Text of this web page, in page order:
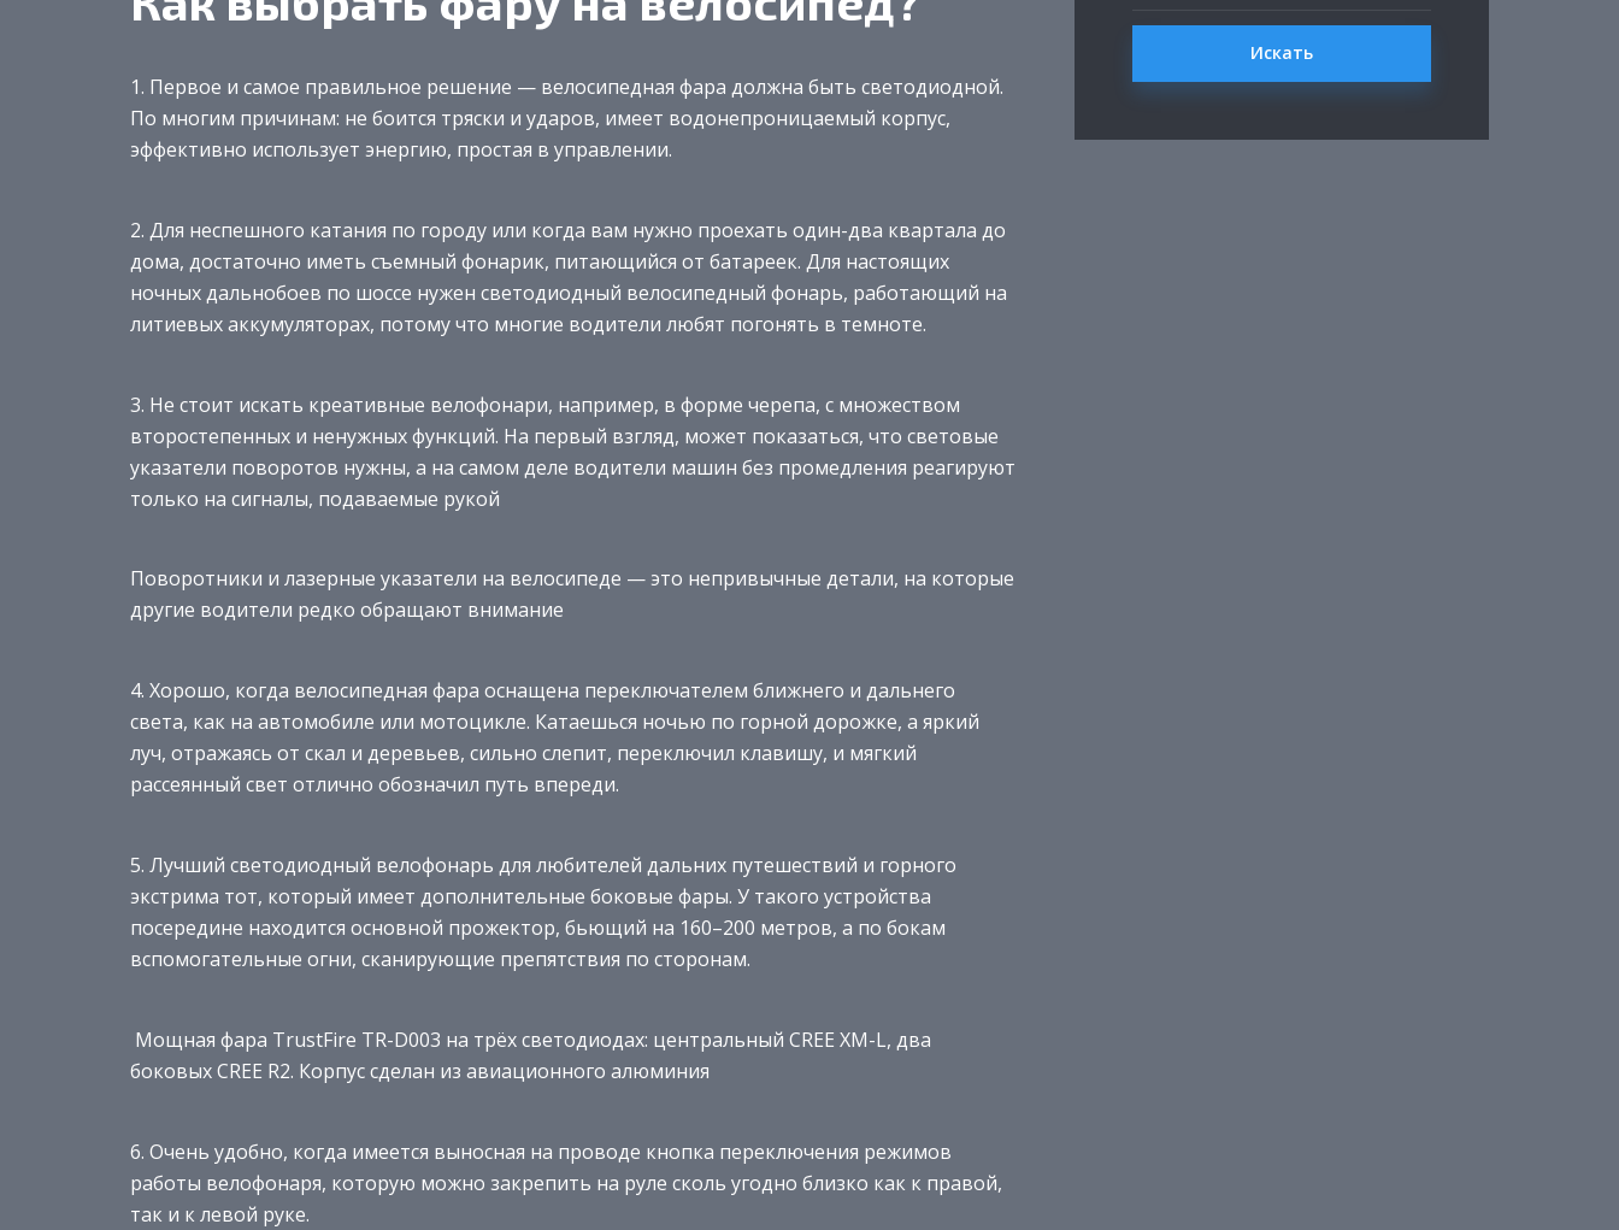
1. Первое и самое правильное решение — велосипедная фара должна быть светодиодной.
По многим причинам: не боится тряски и ударов, имеет водонепроницаемый корпус,
эффективно использует энергию, простая в управлении.
2. Для неспешного катания по городу или когда вам нужно проехать один-два квартала до
дома, достаточно иметь съемный фонарик, питающийся от батареек. Для настоящих
ночных дальнобоев по шоссе нужен светодиодный велосипедный фонарь, работающий на
литиевых аккумуляторах, потому что многие водители любят погонять в темноте.
3. Не стоит искать креативные велофонари, например, в форме черепа, с множеством
второстепенных и ненужных функций. На первый взгляд, может показаться, что световые
указатели поворотов нужны, а на самом деле водители машин без промедления реагируют
только на сигналы, подаваемые рукой
Поворотники и лазерные указатели на велосипеде — это непривычные детали, на которые
другие водители редко обращают внимание
4. Хорошо, когда велосипедная фара оснащена переключателем ближнего и дальнего
света, как на автомобиле или мотоцикле. Катаешься ночью по горной дорожке, а яркий
луч, отражаясь от скал и деревьев, сильно слепит, переключил клавишу, и мягкий
рассеянный свет отлично обозначил путь впереди.
5. Лучший светодиодный велофонарь для любителей дальних путешествий и горного
экстрима тот, который имеет дополнительные боковые фары. У такого устройства
посередине находится основной прожектор, бьющий на 160–200 метров, а по бокам
вспомогательные огни, сканирующие препятствия по сторонам.
Мощная фара TrustFire TR-D003 на трёх светодиодах: центральный CREE XM-L, два
боковых CREE R2. Корпус сделан из авиационного алюминия
6. Очень удобно, когда имеется выносная на проводе кнопка переключения режимов
работы велофонаря, которую можно закрепить на руле сколь угодно близко как к правой,
так и к левой руке.
Искать